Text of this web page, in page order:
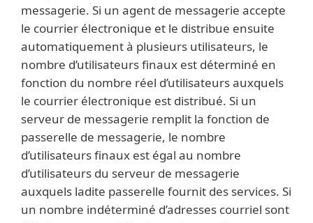
messagerie. Si un agent de messagerie accepte
le courrier électronique et le distribue ensuite
automatiquement à plusieurs utilisateurs, le
nombre d’utilisateurs finaux est déterminé en
fonction du nombre réel d’utilisateurs auxquels
le courrier électronique est distribué. Si un
serveur de messagerie remplit la fonction de
passerelle de messagerie, le nombre
d’utilisateurs finaux est égal au nombre
d’utilisateurs du serveur de messagerie
auxquels ladite passerelle fournit des services. Si
un nombre indéterminé d’adresses courriel sont